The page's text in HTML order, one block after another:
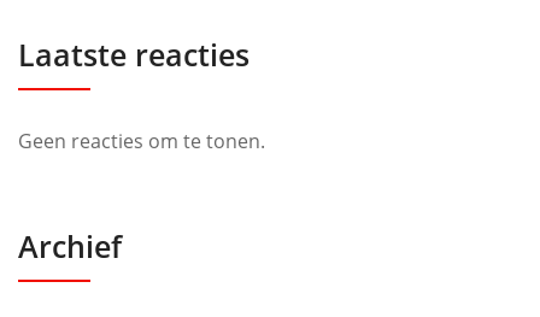
Laatste reacties
Geen reacties om te tonen.
Archief